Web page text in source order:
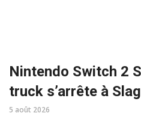
Nintendo Switch 2
truck s’arrête à
5 août 2026